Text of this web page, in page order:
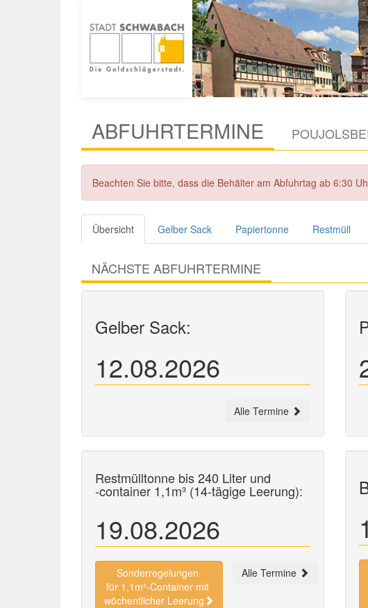
ABFUHRTERMINE
Beachten Sie bitte, dass die Behälter am Abfuhrtag ab 6:30
Übersicht Gelber Sack Papiertonne Restmüll
NÄCHSTE ABFUHRTERMINE
Gelber Sack:
12.08.2026
Alle Termine
Restmülltonne bis 240 Liter und
-container 1,1m³ (14-tägige Leerung):
19.08.2026
Sonderregelungen
für 1,1m³-Container mit
wöchentlicher Leerung
Alle Termine